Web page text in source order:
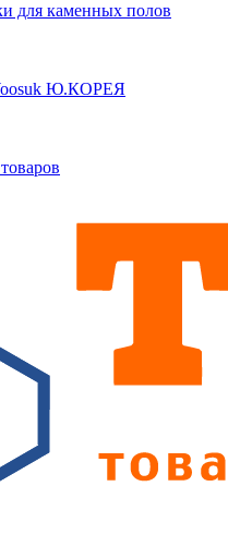
для каменных полов
Ю.КОРЕЯ